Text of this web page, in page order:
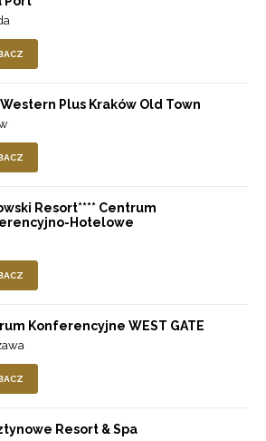
Plus Kraków Old Town
Resort**** Centrum
Hotelowe
Konferencyjne WEST GATE
Resort & Spa